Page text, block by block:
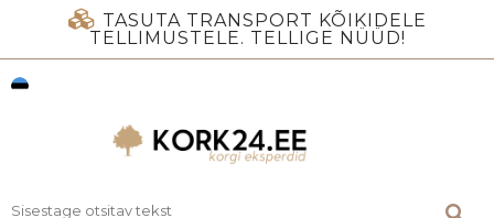
TASUTA TRANSPORT KÕIKIDELE
TELLIMUSTELE. TELLIGE NÜÜD!